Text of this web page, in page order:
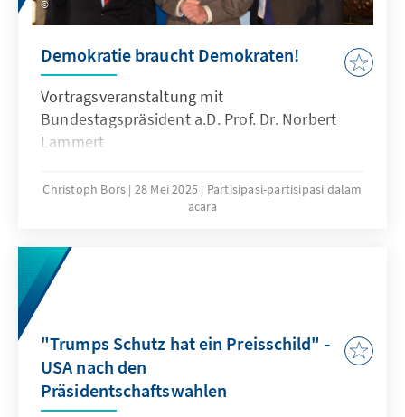
Demokratie braucht Demokraten!
Vortragsveranstaltung mit
Bundestagspräsident a.D. Prof. Dr. Norbert
Lammert
Christoph Bors 28 Mei 2025
Partisipasi-partisipasi dalam
acara
"Trumps Schutz hat ein Preisschild" -
USA nach den
Präsidentschaftswahlen